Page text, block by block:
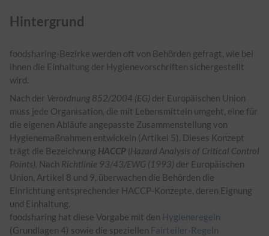
Hintergrund
foodsharing-Bezirke werden oft von Behörden gefragt, wie bei
ihnen die Einhaltung der Hygienevorschriften sichergestellt
wird.
Nach der Verordnung 852/2004 (EG) der Europäischen Union
muss jede Organisation, die mit Lebensmitteln umgeht, eine für
die eigenen Abläufe angepasste Zusammenstellung von
Hygienemaßnahmen entwickeln (Artikel 5). Dieses Konzept
trägt die Bezeichnung HACCP (Hazard Analysis of Critical Control
Points). Nach Richtlinie 93/43/EWG (1993) der Europäischen
Union, Artikel 8 und 9, überwachen die Behörden die
Einrichtung entsprechender HACCP-Konzepte, deren Eignung
und Einhaltung.
foodsharing hat diese Vorgabe mit den Hygieneregeln
(Grundlagen 4) sowie die speziellen Fairteiler-Regeln